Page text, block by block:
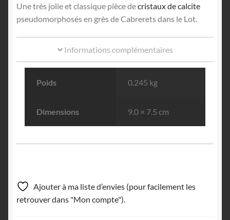
Une très jolie et classique pièce decristaux de calcite
pseudomorphosés en grès de Cabrerets dans le Lot.
Informations complémentaires
Poids 0.245 kg
Dimensions 9.0 × 7.5 cm
Ajouter à ma liste d’envies (pour facilement les
retrouver dans "Mon compte").